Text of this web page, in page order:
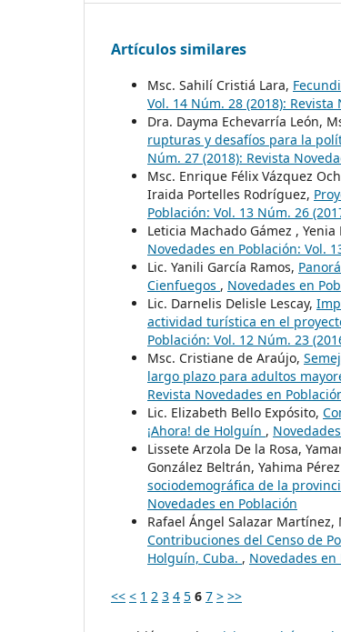
Artículos similares
Msc. Sahilí Cristiá Lara,
Vol. 14 Núm. 28 (2018):
Dra. Dayma Echevarría León,
rupturas y desafíos para la
Núm. 27 (2018): Revista
Msc. Enrique Félix Vázquez
Iraida Portelles Rodríguez,
Población: Vol. 13 Núm. 26
Leticia Machado Gámez ,
Novedades en Población: Vol.
Lic. Yanili García Ramos,
Cienfuegos , Novedades en
Lic. Darnelis Delisle Lescay,
actividad turística en el
Población: Vol. 12 Núm. 23
Msc. Cristiane de Araújo,
largo plazo para adultos
Revista Novedades en
Lic. Elizabeth Bello Expósito,
¡Ahora! de Holguín ,
Lissete Arzola De la Rosa,
González Beltrán, Yahima
sociodemográfica de la
Novedades en Población
Rafael Ángel Salazar
Contribuciones del Censo de
Holguín, Cuba. , Novedades en
<< < 1 2 3 4 5 6 7 > >>